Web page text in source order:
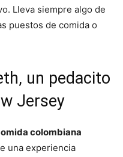
Lleva siempre algo de
puestos de comida o
un pedacito
Jersey
colombiana
una experiencia